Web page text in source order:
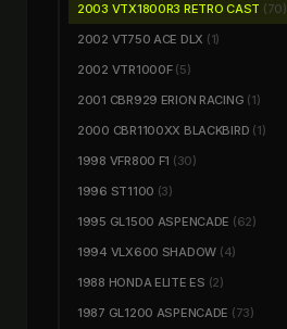
2003 VTX1800R3 RETRO CAST (70)
2002 VT750 ACE DLX (1)
2002 VTR1000F (5)
2001 CBR929 ERION RACING (1)
2000 CBR1100XX BLACKBIRD (1)
1998 VFR800 F1 (30)
1996 ST1100 (3)
1995 GL1500 ASPENCADE (62)
1994 VLX600 SHADOW (4)
1988 HONDA ELITE ES (2)
1987 GL1200 ASPENCADE (73)